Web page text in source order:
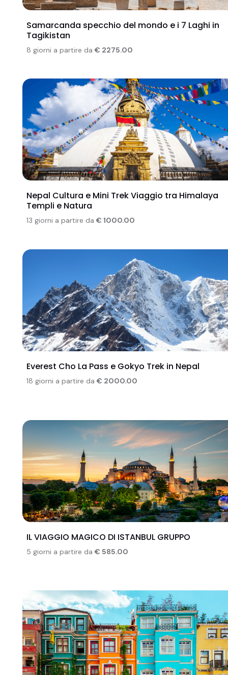
Samarcanda specchio del mondo e i 7 Laghi in
Tagikistan
8 giorni a partire da€ 2275.00
Nepal Cultura e Mini Trek Viaggio tra Himalaya
Templi e Natura
13 giorni a partire da€ 1000.00
Everest Cho La Pass e Gokyo Trek in Nepal
18 giorni a partire da€ 2000.00
IL VIAGGIO MAGICO DI ISTANBUL GRUPPO
5 giorni a partire da€ 585.00